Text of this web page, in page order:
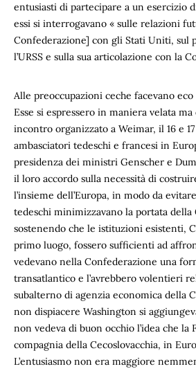
entusiasti di partecipare a un esercizio
essi si interrogavano « sulle relazioni
Confederazione] con gli Stati Uniti, sul
l’URSS e sulla sua articolazione con la
Alle preoccupazioni ceche facevano
Esse si espressero in maniera velata
incontro organizzato a Weimar, il 16 e
ambasciatori tedeschi e francesi in
presidenza dei ministri Genscher e
il loro accordo sulla necessità di
l’insieme dell’Europa, in modo da
tedeschi minimizzavano la portata della
sostenendo che le istituzioni esistenti,
primo luogo, fossero sufficienti ad
vedevano nella Confederazione una
transatlantico e l’avrebbero volentieri
subalterno di agenzia economica della
non dispiacere Washington si
non vedeva di buon occhio l’idea che la
compagnia della Cecoslovacchia, in
L’entusiasmo non era maggiore